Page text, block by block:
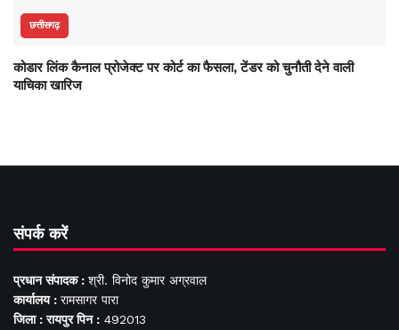
छत्तीसगढ़
कोडार लिंक कैनाल प्रोजेक्ट पर कोर्ट का फैसला, टेंडर को चुनौती देने वाली
याचिका खारिज
संपर्क करें
प्रधान संपादक : श्री. विनोद कुमार अग्रवाल
कार्यालय : रामसागर पारा
जिला : रायपुर पिन : 492013